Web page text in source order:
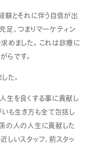
験とそれに伴う自信が出
足、つまりマーケティン
めました。これは診療に
らです。
た。
生を良くする事に貢献し
いも生き方も全て包括し
の人の人生に貢献した
しいスタッフ、前スタッ